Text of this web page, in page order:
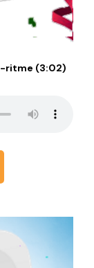
ritme (3:02)